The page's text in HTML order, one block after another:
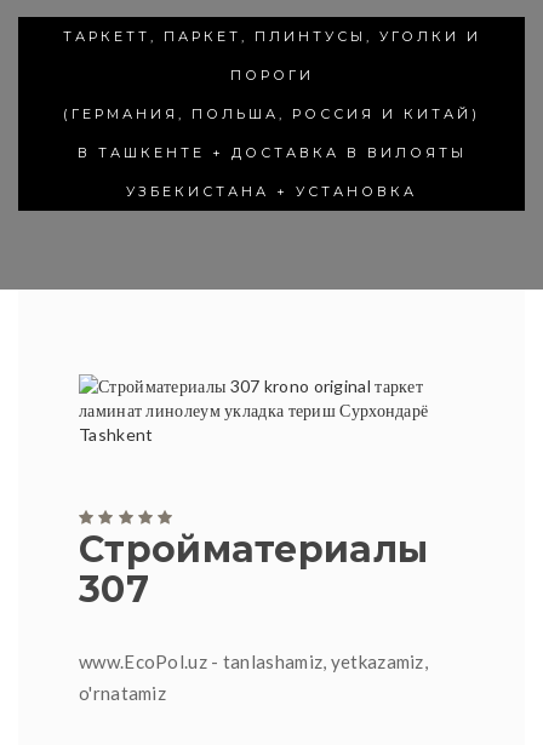
ТАРКЕТТ, ПАРКЕТ, ПЛИНТУСЫ, УГОЛКИ И
ПОРОГИ
(ГЕРМАНИЯ, ПОЛЬША, РОССИЯ И КИТАЙ)
В ТАШКЕНТЕ + ДОСТАВКА В ВИЛОЯТЫ
УЗБЕКИСТАНА + УСТАНОВКА
Стройматериалы
307
www.EcoPol.uz - tanlashamiz, yetkazamiz,
o'rnatamiz